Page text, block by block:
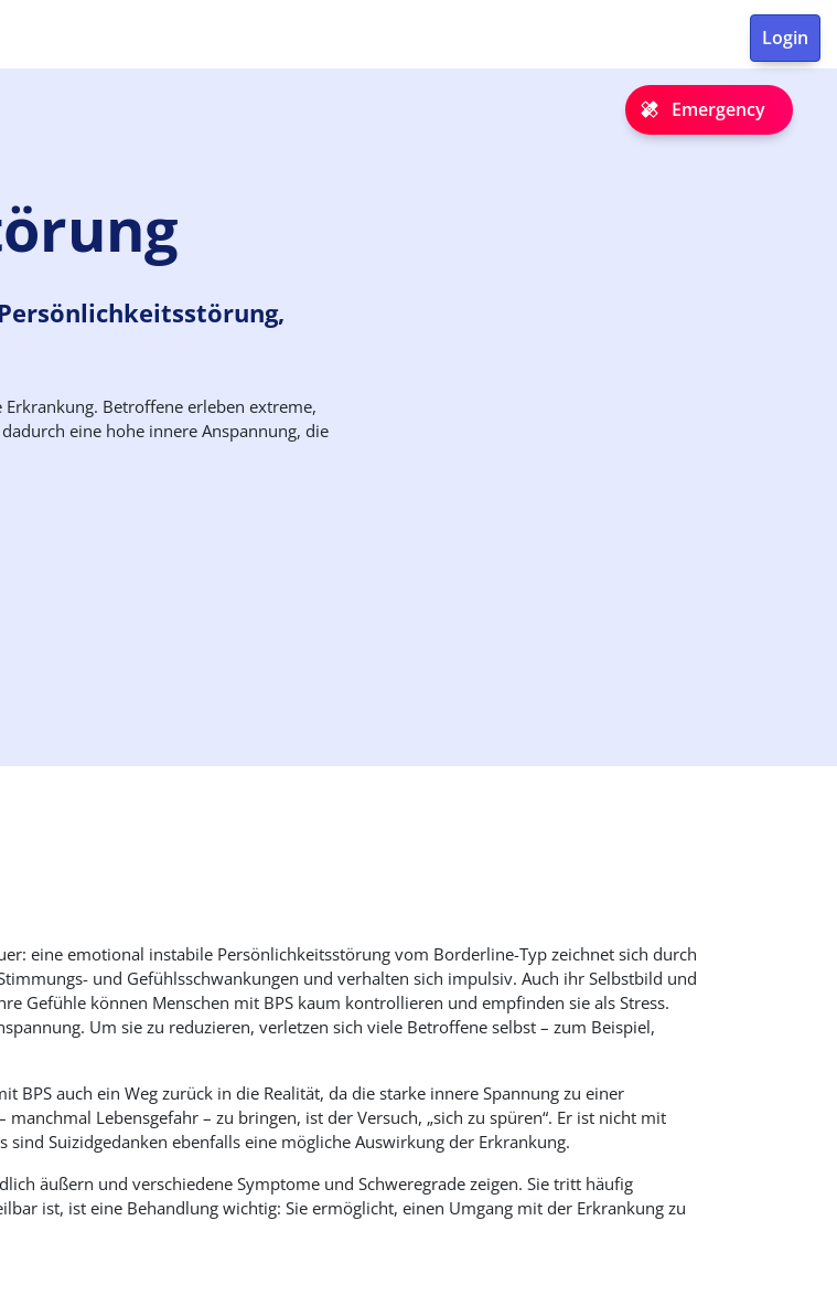
Emergency
Betroffene erleben extreme,
eine hohe innere Anspannung, die
eine emotional instabile Persönlichkeitsstörung vom Borderline-Typ zeichnet sich durch
und Gefühlsschwankungen und verhalten sich impulsiv. Auch ihr Selbstbild und
Gefühle können Menschen mit BPS kaum kontrollieren und empfinden sie als Stress.
Um sie zu reduzieren, verletzen sich viele Betroffene selbst – zum Beispiel,
BPS auch ein Weg zurück in die Realität, da die starke innere Spannung zu einer
Lebensgefahr – zu bringen, ist der Versuch, „sich zu spüren“. Er ist nicht mit
Suizidgedanken ebenfalls eine mögliche Auswirkung der Erkrankung.
äußern und verschiedene Symptome und Schweregrade zeigen. Sie tritt häufig
ist, ist eine Behandlung wichtig: Sie ermöglicht, einen Umgang mit der Erkrankung zu